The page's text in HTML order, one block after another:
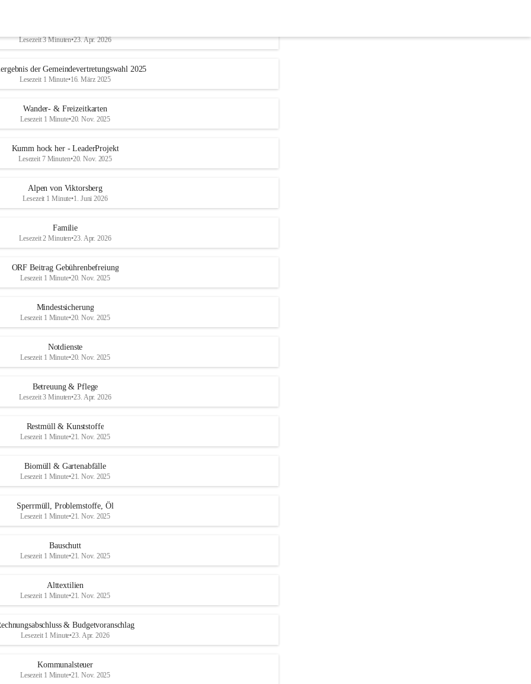
Lesezeit 3 Minuten•23. Apr. 2026
der Gemeindevertretungswahl 2025
Lesezeit 1 Minute•16. März 2025
Wander- & Freizeitkarten
Lesezeit 1 Minute•20. Nov. 2025
Kumm hock her - LeaderProjekt
Lesezeit 7 Minuten•20. Nov. 2025
Alpen von Viktorsberg
Lesezeit 1 Minute•1. Juni 2026
Familie
Lesezeit 2 Minuten•23. Apr. 2026
ORF Beitrag Gebührenbefreiung
Lesezeit 1 Minute•20. Nov. 2025
Mindestsicherung
Lesezeit 1 Minute•20. Nov. 2025
Notdienste
Lesezeit 1 Minute•20. Nov. 2025
Betreuung & Pflege
Lesezeit 3 Minuten•23. Apr. 2026
Restmüll & Kunststoffe
Lesezeit 1 Minute•21. Nov. 2025
Biomüll & Gartenabfälle
Lesezeit 1 Minute•21. Nov. 2025
Sperrmüll, Problemstoffe, Öl
Lesezeit 1 Minute•21. Nov. 2025
Bauschutt
Lesezeit 1 Minute•21. Nov. 2025
Alttextilien
Lesezeit 1 Minute•21. Nov. 2025
& Budgetvoranschlag
Lesezeit 1 Minute•23. Apr. 2026
Kommunalsteuer
Lesezeit 1 Minute•21. Nov. 2025